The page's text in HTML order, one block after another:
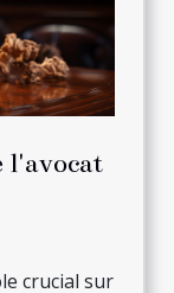
l'avocat
crucial sur